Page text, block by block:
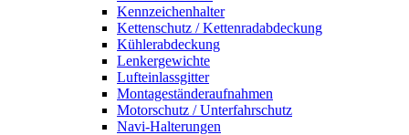
Kennzeichenhalter
Kettenschutz / Kettenradabdeckung
Kühlerabdeckung
Lenkergewichte
Lufteinlassgitter
Montageständeraufnahmen
Motorschutz / Unterfahrschutz
Navi-Halterungen